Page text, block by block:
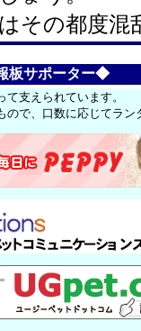
その都度混
板サポーター◆
支えられています。
ので、口数に応じてラ